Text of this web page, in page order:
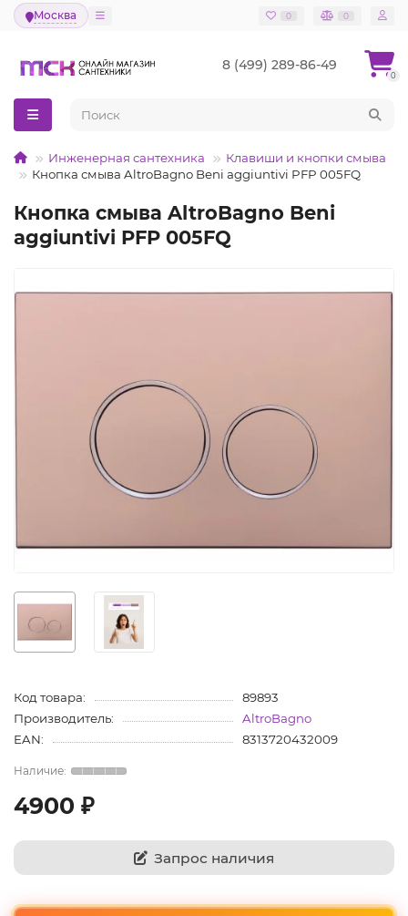
Москва 0 0
8 (499) 289-86-49
0
Инженерная сантехника
Клавиши и кнопки смыва
Кнопка смыва AltroBagno Beni aggiuntivi PFP 005FQ
Кнопка смыва AltroBagno Beni
aggiuntivi PFP 005FQ
Код товара:
89893
Производитель:
AltroBagno
EAN:
8313720432009
4900 ₽
Запрос наличия